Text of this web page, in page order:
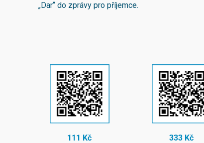
„Dar“ do zprávy pro příjemce.
111 Kč 333 Kč